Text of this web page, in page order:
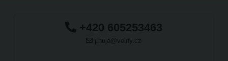
+420 605253463
j.huja@volny.cz